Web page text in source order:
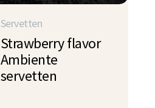
Servetten
Strawberry flavor
Ambiente
servetten